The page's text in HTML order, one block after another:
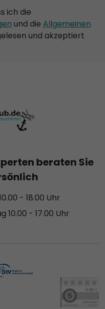
ich die
und die Allgemeinen
und akzeptiert
beraten Sie
- 18.00 Uhr
10.00 - 17.00 Uhr